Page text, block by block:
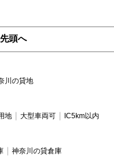
頭へ
川の貸地
地 大型車両可 IC5km以内
神奈川の貸倉庫